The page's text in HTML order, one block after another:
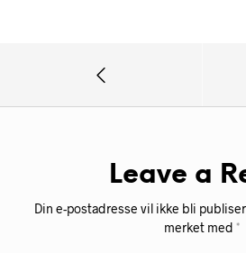
Leave a
Din e-postadresse vil ikke bli
merket med *